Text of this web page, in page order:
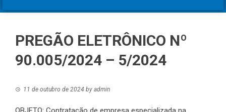
PREGÃO ELETRÔNICO Nº
90.005/2024 – 5/2024
11 de outubro de 2024 by admin